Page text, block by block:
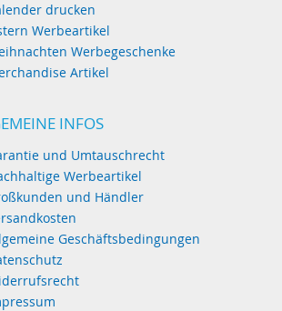
drucken
Werbeartikel
Werbegeschenke
Artikel
INFOS
und Umtauschrecht
Werbeartikel
und Händler
Geschäftsbedingungen